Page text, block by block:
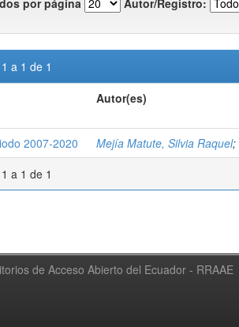
a 1 de 1
Autor(es)
2007-2020 Mejía Matute, Silvia Raquel;
a 1 de 1
de Acceso Abierto del Ecuador - RRAAE